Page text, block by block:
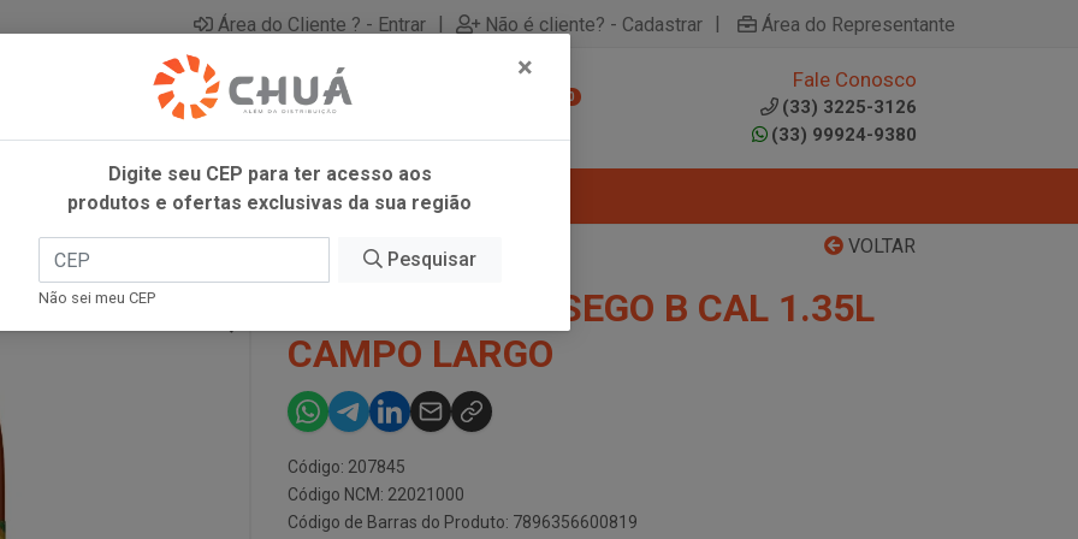
Área do Cliente ? - Entrar | Não é cliente? - Cadastrar | Área do Representante
0
Fale Conosco
(33) 3225-3126
(33) 99924-9380
VOLTAR
CAMPO LARGO
CHA MATE PESSEGO B CAL 1.35L
CAMPO LARGO
Código: 207845
Código NCM: 22021000
Código de Barras do Produto: 7896356600819
×
Digite seu CEP para ter acesso aos
produtos e ofertas exclusivas da sua região
Pesquisar
Não sei meu CEP